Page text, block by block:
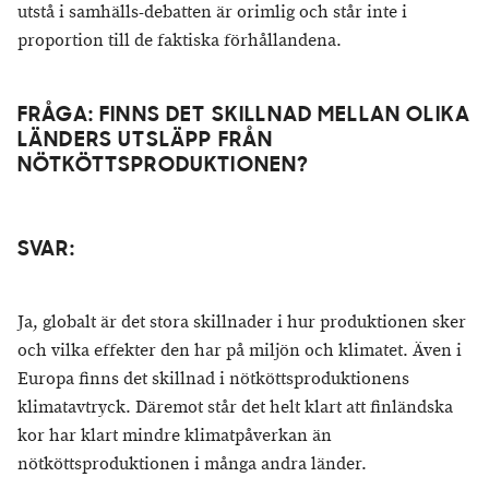
utstå i samhälls-debatten är orimlig och står inte i
proportion till de faktiska förhållandena.
FRÅGA: ​FINNS DET SKILLNAD MELLAN OLIKA
LÄNDERS UTSLÄPP FRÅN
NÖTKÖTTSPRODUKTIONEN?
SVAR:
Ja, globalt är det stora skillnader i hur produktionen sker
och vilka effekter den har på miljön och klimatet. Även i
Europa finns det skillnad i nötköttsproduktionens
klimatavtryck. Däremot står det helt klart att finländska
kor har klart mindre klimatpåverkan än
nötköttsproduktionen i många andra länder.